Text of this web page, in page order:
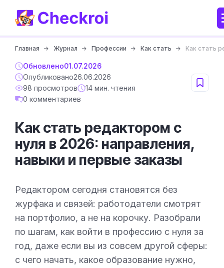
Главная Журнал Профессии Как стать Как стать
Обновлено01.07.2026
Опубликовано26.06.2026
98 просмотров
14 мин. чтения
0 комментариев
Как стать редактором с
нуля в 2026: направления,
навыки и первые заказы
Редактором сегодня становятся без
журфака и связей: работодатели смотрят
на портфолио, а не на корочку. Разобрали
по шагам, как войти в профессию с нуля за
год, даже если вы из совсем другой сферы:
с чего начать, какое образование нужно,